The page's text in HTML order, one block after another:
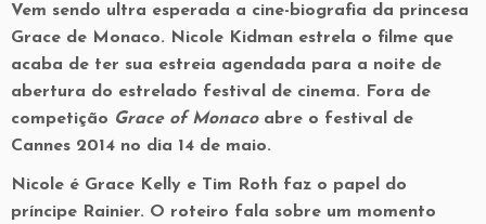
Vem sendo ultra esperada a cine-biografia da princesa
Grace de Monaco. Nicole Kidman estrela o filme que
acaba de ter sua estreia agendada para a noite de
abertura do estrelado festival de cinema. Fora de
competição Grace of Monaco abre o festival de
Cannes 2014 no dia 14 de maio.
Nicole é Grace Kelly e Tim Roth faz o papel do
príncipe Rainier. O roteiro fala sobre um momento